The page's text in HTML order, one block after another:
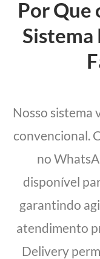
Por Que
Sistema
Nosso sistema
convencional.
no
disponível
garantindo
atendimento
Delivery